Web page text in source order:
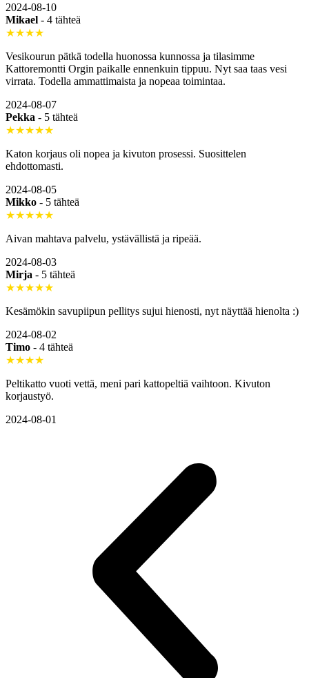
2024-08-10
Mikael - 4 tähteä
★★★★
Vesikourun pätkä todella huonossa kunnossa ja tilasimme
Kattoremontti Orgin paikalle ennenkuin tippuu. Nyt saa taas vesi
virrata. Todella ammattimaista ja nopeaa toimintaa.
2024-08-07
Pekka - 5 tähteä
★★★★★
Katon korjaus oli nopea ja kivuton prosessi. Suosittelen
ehdottomasti.
2024-08-05
Mikko - 5 tähteä
★★★★★
Aivan mahtava palvelu, ystävällistä ja ripeää.
2024-08-03
Mirja - 5 tähteä
★★★★★
Kesämökin savupiipun pellitys sujui hienosti, nyt näyttää hienolta :)
2024-08-02
Timo - 4 tähteä
★★★★
Peltikatto vuoti vettä, meni pari kattopeltiä vaihtoon. Kivuton
korjaustyö.
2024-08-01